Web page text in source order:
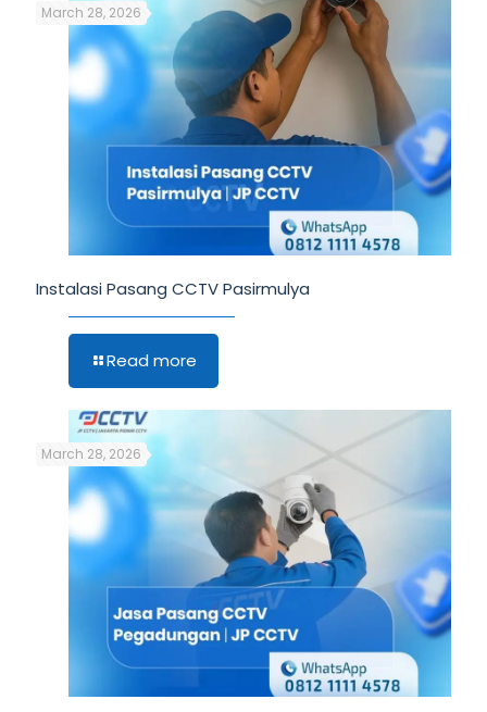
March 28, 2026
Instalasi Pasang CCTV Pasirmulya
Read more
March 28, 2026